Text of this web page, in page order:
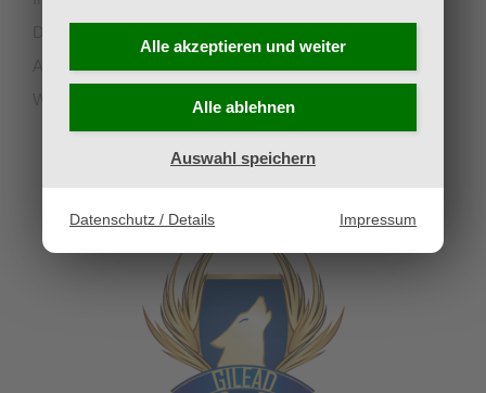
Alle akzeptieren und weiter
Alle ablehnen
Auswahl speichern
Datenschutz / Details Impressum